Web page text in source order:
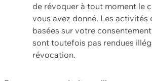
de révoquer à tout moment le
vous avez donné. Les activités
basées sur votre
sont toutefois pas rendues
révocation.